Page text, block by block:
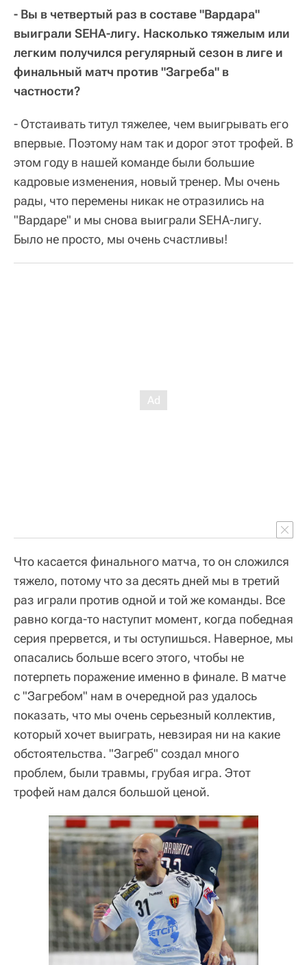
- Вы в четвертый раз в составе "Вардара"
выиграли SEHA-лигу. Насколько тяжелым или
легким получился регулярный сезон в лиге и
финальный матч против "Загреба" в
частности?
- Отстаивать титул тяжелее, чем выигрывать его
впервые. Поэтому нам так и дорог этот трофей. В
этом году в нашей команде были большие
кадровые изменения, новый тренер. Мы очень
рады, что перемены никак не отразились на
"Вардаре" и мы снова выиграли SEHA-лигу.
Было не просто, мы очень счастливы!
Что касается финального матча, то он сложился
тяжело, потому что за десять дней мы в третий
раз играли против одной и той же команды. Все
равно когда-то наступит момент, когда победная
серия прервется, и ты оступишься. Наверное, мы
опасались больше всего этого, чтобы не
потерпеть поражение именно в финале. В матче
с "Загребом" нам в очередной раз удалось
показать, что мы очень серьезный коллектив,
который хочет выиграть, невзирая ни на какие
обстоятельства. "Загреб" создал много
проблем, были травмы, грубая игра. Этот
трофей нам дался большой ценой.